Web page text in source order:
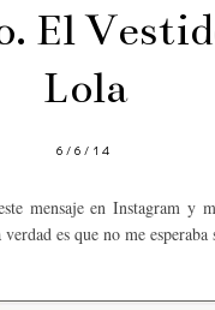
El
Lola
6/6/14
mensaje en Instagram y
es que no me esperaba